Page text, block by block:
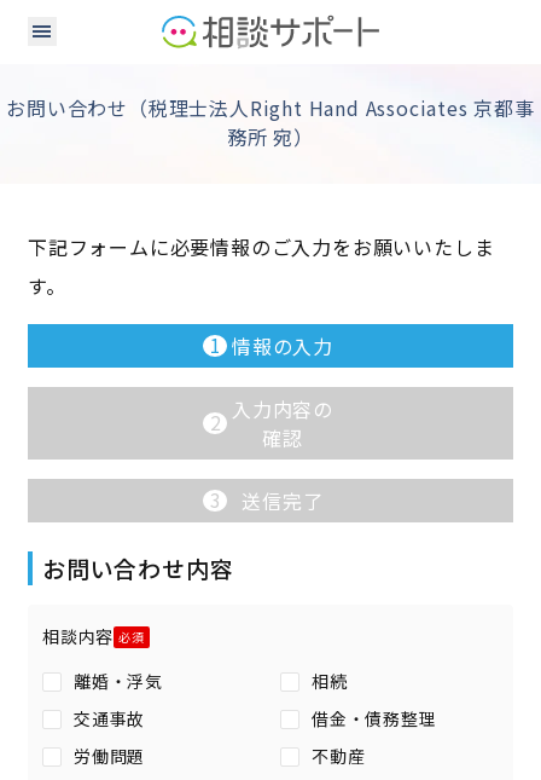
お問い合わせ（税理士法人Right Hand Associates 京都事
務所 宛）
下記フォームに必要情報のご入力をお願いいたしま
す。
1 情報の入力
2 入力内容の
確認
3 送信完了
お問い合わせ内容
相談内容
離婚・浮気
相続
交通事故
借金・債務整理
労働問題
不動産